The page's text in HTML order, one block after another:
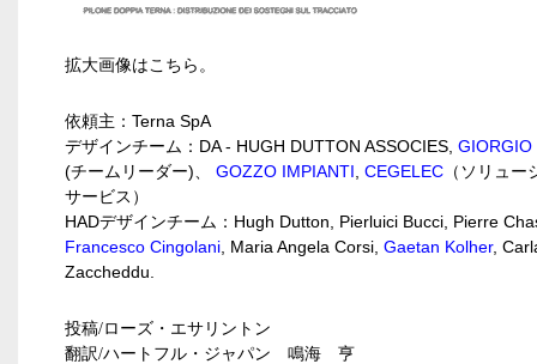
拡大画像はこちら。
依頼主： Terna SpA
デザインチーム： DA - HUGH DUTTON ASSOCIES, GIORGIO
(チームリーダー) GOZZO IMPIANTI CEGELEC （ソリュー
サービス）
HADデザインチーム： Hugh Dutton, Pierluici Bucci, Pierre
Francesco Cingolani , Maria Angela Corsi, Gaetan Kolher,
Zaccheddu.
投稿/ローズ・エサリントン
翻訳/ハートフル・ジャパン 鳴海 亨